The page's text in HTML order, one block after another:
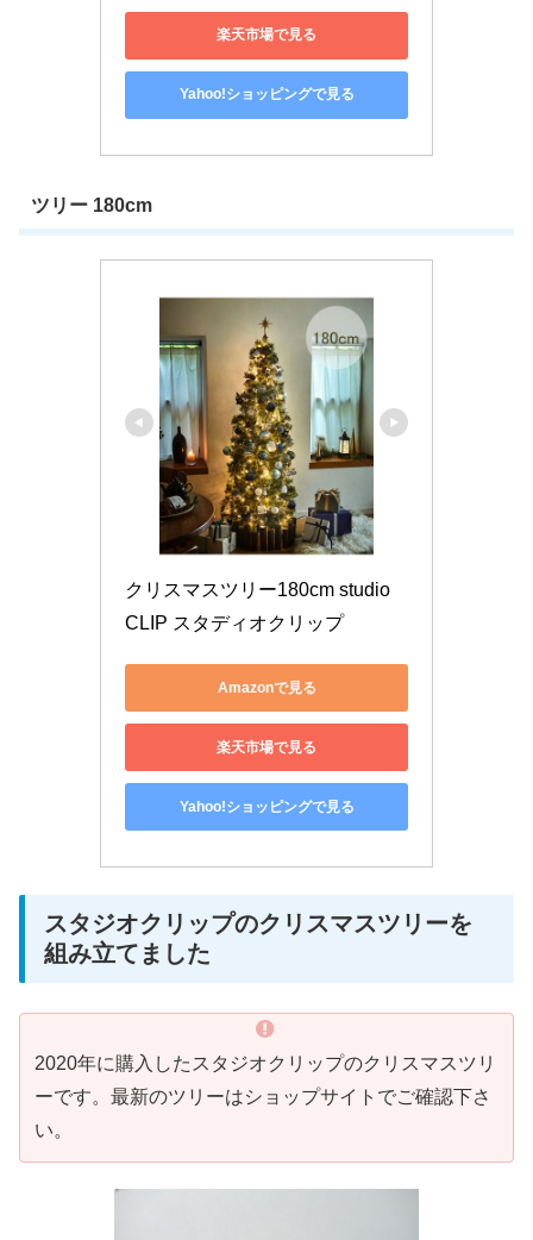
楽天市場で見る
Yahoo!ショッピングで見る
ツリー 180cm
クリスマスツリー180cm studio
CLIP スタディオクリップ
Amazonで見る
楽天市場で見る
Yahoo!ショッピングで見る
スタジオクリップのクリスマスツリーを
組み立てました
2020年に購入したスタジオクリップのクリスマスツリ
ーです。最新のツリーはショップサイトでご確認下さ
い。